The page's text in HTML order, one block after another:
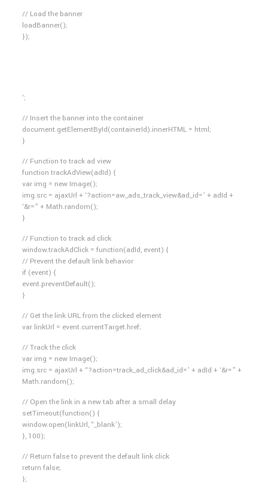
// Load the banner
loadBanner();
});
‘;
// Insert the banner into the container
document.getElementById(containerId).innerHTML = html;
}
// Function to track ad view
function trackAdView(adId) {
var img = new Image();
img.src = ajaxUrl + ‘?action=aw_ads_track_view&ad_id=’ + adId +
‘&r=” + Math.random();
}
// Function to track ad click
window.trackAdClick = function(adId, event) {
// Prevent the default link behavior
if (event) {
event.preventDefault();
}
// Get the link URL from the clicked element
var linkUrl = event.currentTarget.href;
// Track the click
var img = new Image();
img.src = ajaxUrl + “?action=track_ad_click&ad_id=’ + adId + ‘&r=” +
Math.random();
// Open the link in a new tab after a small delay
setTimeout(function() {
window.open(linkUrl, “_blank’);
}, 100);
// Return false to prevent the default link click
return false;
};